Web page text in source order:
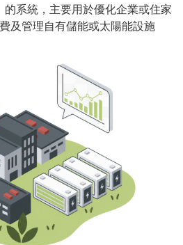
系統，主要用於優化企業或住家
及管理自有儲能或太陽能設施